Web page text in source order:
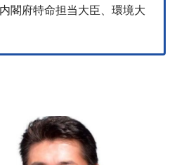
閣府特命担当大臣、環境大